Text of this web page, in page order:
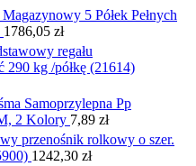
Magazynowy 5 Półek Pełnych
1786,05 zł
regału
290 kg /półkę (21614)
Samoprzylepna Pp
2 Kolory 7,89 zł
przenośnik rolkowy o szer.
1242,30 zł